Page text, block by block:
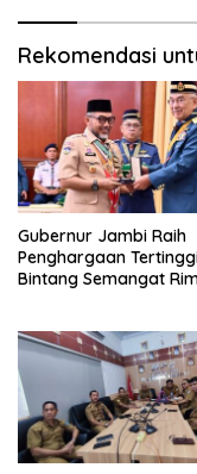
Rekomendasi
Gubernur Jambi Raih
Penghargaan
Bintang Semangat